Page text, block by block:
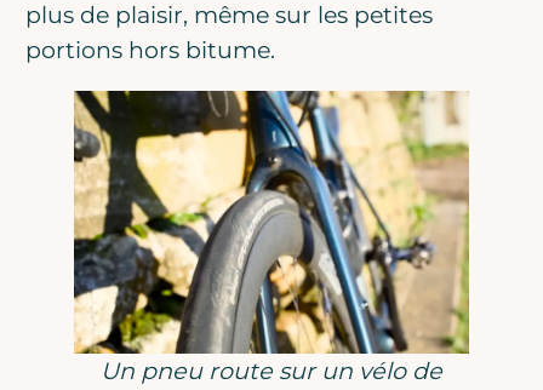
plus de plaisir, même sur les petites
portions hors bitume.
Un pneu route sur un vélo de